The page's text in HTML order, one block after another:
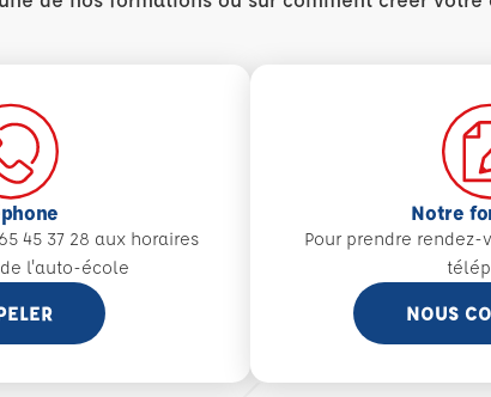
45 37 28 aux horaires
l'auto-école
Notre
Pour prendre
NOUS